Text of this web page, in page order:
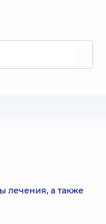
лечения, а также